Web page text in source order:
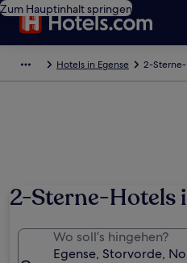
Zum Hauptinhalt springen
Hotels in Egense 2-
2-Sterne-Hotels
Wo soll’s hingehen?
Egense, Storvorde,